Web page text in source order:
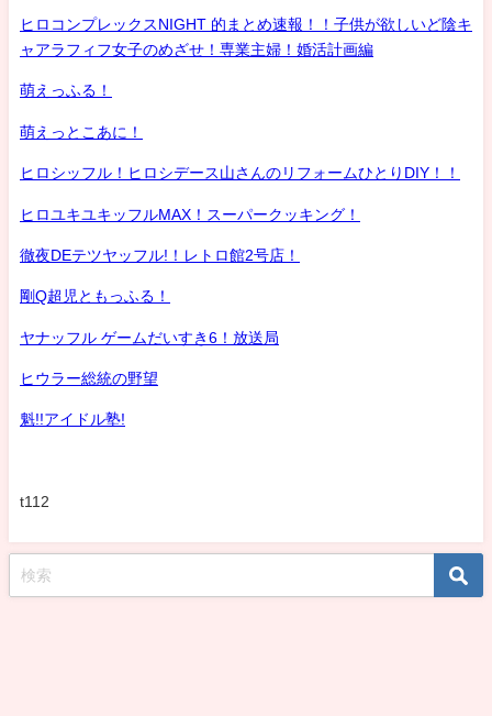
ヒロコンプレックスNIGHT 的まとめ速報！！子供が欲しいど陰キ
ャアラフィフ女子のめざせ！専業主婦！婚活計画編
萌えっふる！
萌えっとこあに！
ヒロシッフル！ヒロシデース山さんのリフォームひとりDIY！！
ヒロユキユキッフルMAX！スーパークッキング！
徹夜DEテツヤッフル!！レトロ館2号店！
剛Q超児ともっふる！
ヤナッフル ゲームだいすき6！放送局
ヒウラー総統の野望
魁!!アイドル塾!
t112